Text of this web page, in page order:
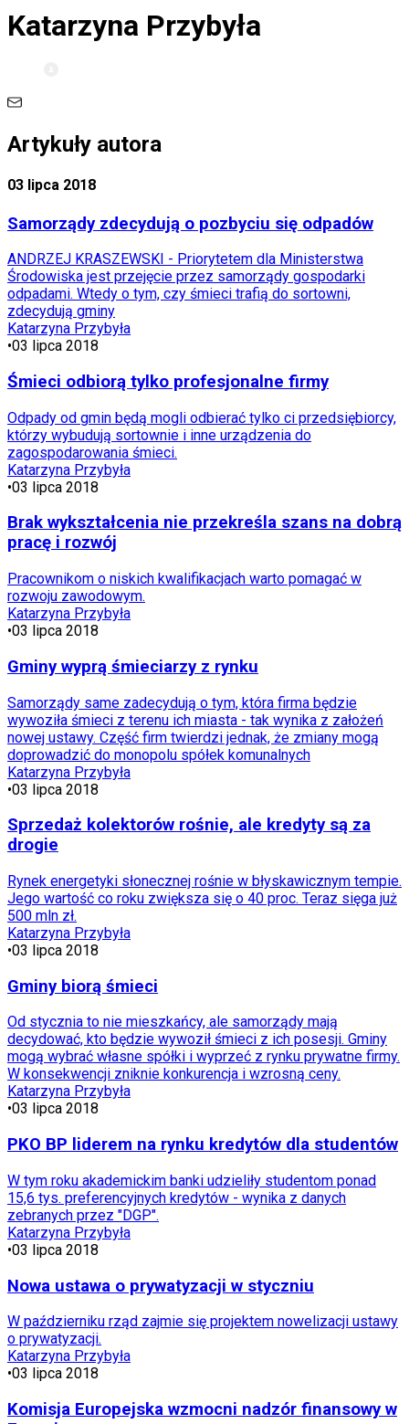
Katarzyna Przybyła
Artykuły autora
03 lipca 2018
Samorządy zdecydują o pozbyciu się odpadów
ANDRZEJ KRASZEWSKI - Priorytetem dla Ministerstwa
Środowiska jest przejęcie przez samorządy gospodarki
odpadami. Wtedy o tym, czy śmieci trafią do sortowni,
zdecydują gminy
Katarzyna Przybyła
•03 lipca 2018
Śmieci odbiorą tylko profesjonalne firmy
Odpady od gmin będą mogli odbierać tylko ci przedsiębiorcy,
którzy wybudują sortownie i inne urządzenia do
zagospodarowania śmieci.
Katarzyna Przybyła
•03 lipca 2018
Brak wykształcenia nie przekreśla szans na dobrą
pracę i rozwój
Pracownikom o niskich kwalifikacjach warto pomagać w
rozwoju zawodowym.
Katarzyna Przybyła
•03 lipca 2018
Gminy wyprą śmieciarzy z rynku
Samorządy same zadecydują o tym, która firma będzie
wywoziła śmieci z terenu ich miasta - tak wynika z założeń
nowej ustawy. Część firm twierdzi jednak, że zmiany mogą
doprowadzić do monopolu spółek komunalnych
Katarzyna Przybyła
•03 lipca 2018
Sprzedaż kolektorów rośnie, ale kredyty są za
drogie
Rynek energetyki słonecznej rośnie w błyskawicznym tempie.
Jego wartość co roku zwiększa się o 40 proc. Teraz sięga już
500 mln zł.
Katarzyna Przybyła
•03 lipca 2018
Gminy biorą śmieci
Od stycznia to nie mieszkańcy, ale samorządy mają
decydować, kto będzie wywoził śmieci z ich posesji. Gminy
mogą wybrać własne spółki i wyprzeć z rynku prywatne firmy.
W konsekwencji zniknie konkurencja i wzrosną ceny.
Katarzyna Przybyła
•03 lipca 2018
PKO BP liderem na rynku kredytów dla studentów
W tym roku akademickim banki udzieliły studentom ponad
15,6 tys. preferencyjnych kredytów - wynika z danych
zebranych przez "DGP".
Katarzyna Przybyła
•03 lipca 2018
Nowa ustawa o prywatyzacji w styczniu
W październiku rząd zajmie się projektem nowelizacji ustawy
o prywatyzacji.
Katarzyna Przybyła
•03 lipca 2018
Komisja Europejska wzmocni nadzór finansowy w